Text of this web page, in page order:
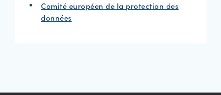
Comité européen de la protection des
données